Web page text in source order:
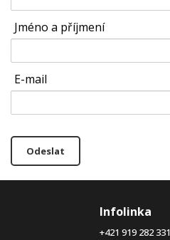
Jméno a příjmení
E-mail
Odeslat
Infolinka
+421 919 282 331